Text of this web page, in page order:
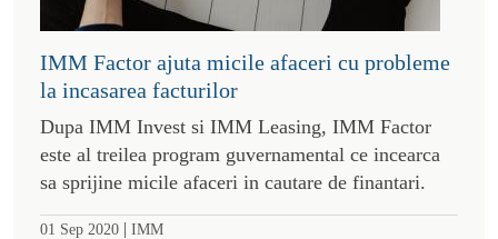
IMM Factor ajuta micile afaceri cu probleme
la incasarea facturilor
Dupa IMM Invest si IMM Leasing, IMM Factor
este al treilea program guvernamental ce incearca
sa sprijine micile afaceri in cautare de finantari.
01 Sep 2020 | IMM